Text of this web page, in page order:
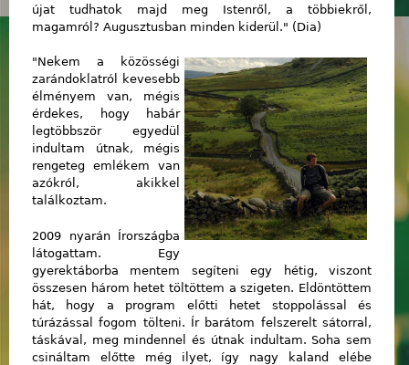
újat tudhatok majd meg Istenről, a többiekről,
magamról? Augusztusban minden kiderül." (Dia)
"Nekem a közösségi
zarándoklatról kevesebb
élményem van, mégis
érdekes, hogy habár
legtöbbször egyedül
indultam útnak, mégis
rengeteg emlékem van
azókról, akikkel
találkoztam.
2009 nyarán Írországba
látogattam. Egy
gyerektáborba mentem segíteni egy hétig, viszont
összesen három hetet töltöttem a szigeten. Eldöntöttem
hát, hogy a program előtti hetet stoppolással és
túrázással fogom tölteni. Ír barátom felszerelt sátorral,
táskával, meg mindennel és útnak indultam. Soha sem
csináltam előtte még ilyet, így nagy kaland elébe